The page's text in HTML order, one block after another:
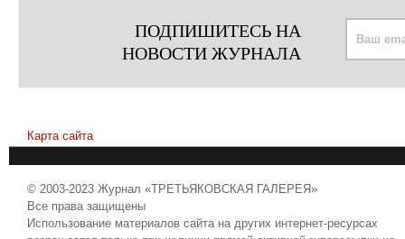
ПОДПИШИТЕСЬ НА
НОВОСТИ ЖУРНАЛА
Карта сайта
© 2003-2023 Журнал «ТРЕТЬЯКОВСКАЯ ГАЛЕРЕЯ»
Все права защищены
Использование материалов сайта на других интернет-ресурсах